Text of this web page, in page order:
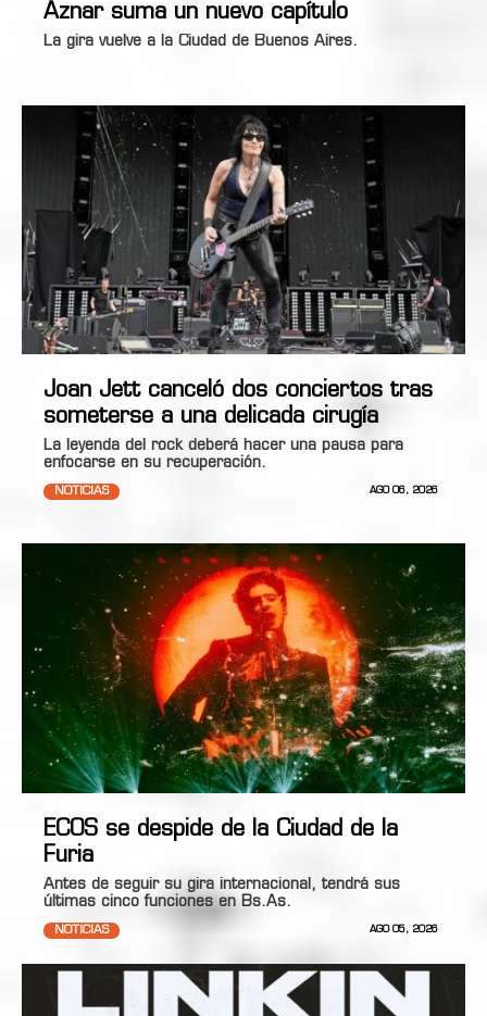
Aznar suma un nuevo capítulo
La gira vuelve a la Ciudad de Buenos Aires.
Joan Jett canceló dos conciertos tras
someterse a una delicada cirugía
La leyenda del rock deberá hacer una pausa para
enfocarse en su recuperación.
NOTICIAS AGO 06, 2026
ECOS se despide de la Ciudad de la
Furia
Antes de seguir su gira internacional, tendrá sus
últimas cinco funciones en Bs.As.
NOTICIAS AGO 05, 2026